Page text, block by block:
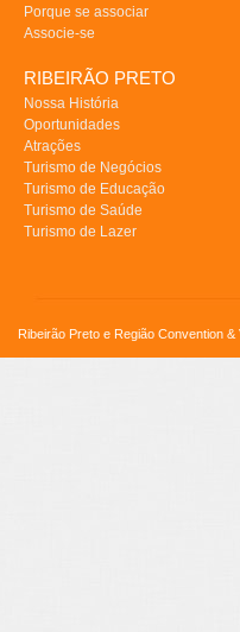
Porque se associar
Associe-se
RIBEIRÃO PRETO
Nossa História
Oportunidades
Atrações
Turismo de Negócios
Turismo de Educação
Turismo de Saúde
Turismo de Lazer
Ribeirão Preto e Região Convention